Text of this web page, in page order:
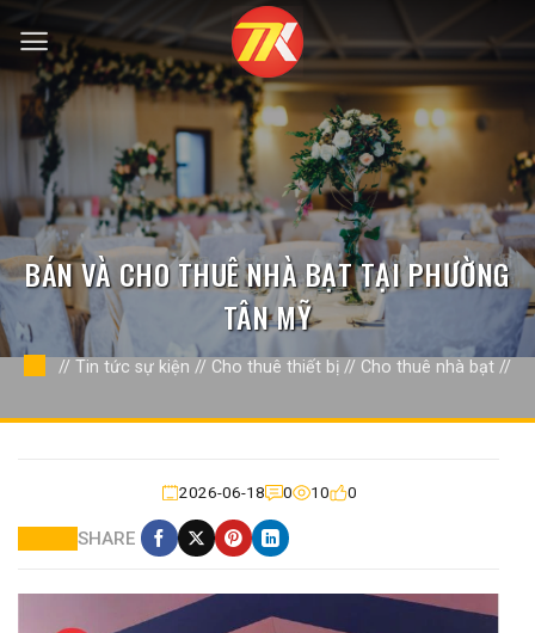
qua
nội
dung
BÁN VÀ CHO THUÊ NHÀ BẠT TẠI PHƯỜNG
TÂN MỸ
// Tin tức sự kiện // Cho thuê thiết bị // Cho thuê nhà bạt //
2026-06-18 0 10 0
SHARE